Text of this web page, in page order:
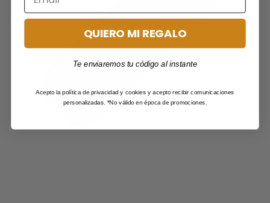
QUIERO MI REGALO
Te enviaremos tu código al instante
Acepto la política de privacidad y cookies y acepto recibir comunicaciones
personalizadas. *No válido en época de promociones.